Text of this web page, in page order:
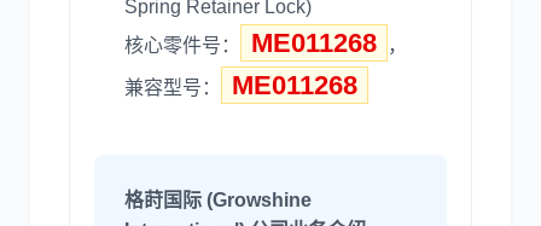
潍柴
Spring Retainer Lock)
核心零件号：
ME011268 ，
兼容型号： ME011268
格莳国际 (Growshine